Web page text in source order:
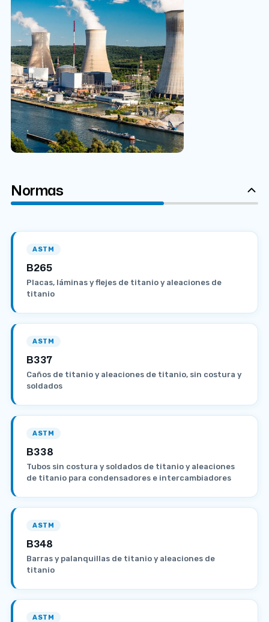
Normas
ASTM
B265
Placas, láminas y flejes de titanio y aleaciones de
titanio
ASTM
B337
Caños de titanio y aleaciones de titanio, sin costura y
soldados
ASTM
B338
Tubos sin costura y soldados de titanio y aleaciones
de titanio para condensadores e intercambiadores
ASTM
B348
Barras y palanquillas de titanio y aleaciones de
titanio
ASTM